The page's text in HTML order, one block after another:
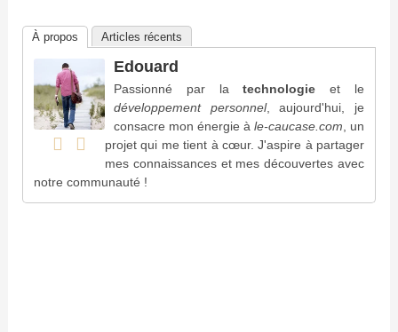
À propos Articles récents
Edouard
Passionné par latechnologie et le
développement personnel, aujourd'hui, je
consacre mon énergie àle-caucase.com , un
projet qui me tient à cœur. J'aspire à partager
mes connaissances et mes découvertes avec
notre communauté !